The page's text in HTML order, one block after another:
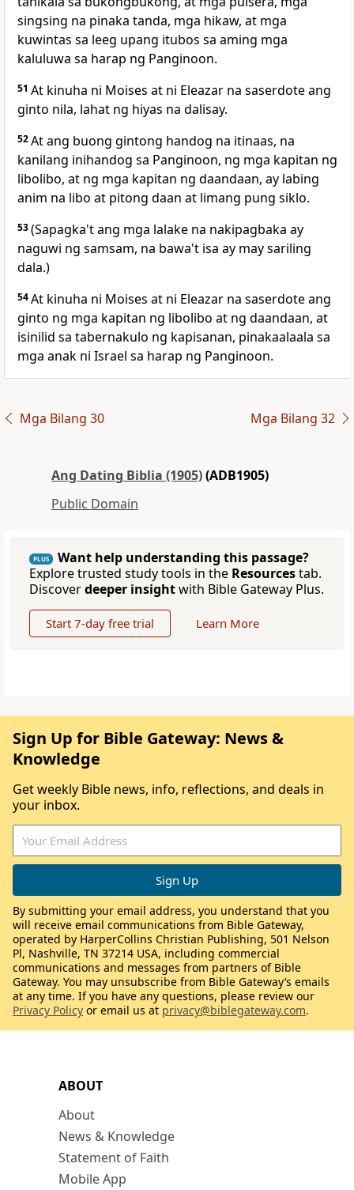
singsing na pinaka tanda, mga hikaw, at mga
kuwintas sa leeg upang itubos sa aming mga
kaluluwa sa harap ng Panginoon.
51 At kinuha ni Moises at ni Eleazar na saserdote ang
ginto nila, lahat ng hiyas na dalisay.
52At ang buong gintong handog na itinaas, na
kanilang inihandog sa Panginoon, ng mga kapitan ng
libolibo, at ng mga kapitan ng daandaan, ay labing
anim na libo at pitong daan at limang pung siklo.
53(Sapagka't ang mga lalake na nakipagbaka ay
naguwi ng samsam, na bawa't isa ay may sariling
dala.)
54At kinuha ni Moises at ni Eleazar na saserdote ang
ginto ng mga kapitan ng libolibo at ng daandaan, at
isinilid sa tabernakulo ng kapisanan, pinakaalaala sa
mga anak ni Israel sa harap ng Panginoon.
Mga Bilang 30 Mga Bilang 32
Ang Dating Biblia (1905)(ADB1905)
Public Domain
PLUS
Want help understanding this passage?
Explore trusted study tools in the Resourcestab.
Discoverdeeper insightwith Bible Gateway Plus.
Start 7-day free trial Learn More
ABOUT
About
News & Knowledge
Statement of Faith
Mobile App
Sign Up for Bible Gateway: News &
Knowledge
Get weekly Bible news, info, reflections, and deals in
your inbox.
By submitting your email address, you understand that you
will receive email communications from Bible Gateway,
operated by HarperCollins Christian Publishing, 501 Nelson
Pl, Nashville, TN 37214 USA, including commercial
communications and messages from partners of Bible
Gateway. You may unsubscribe from Bible Gateway’s emails
at any time. If you have any questions, please review our
Privacy Policy or email us at privacy@biblegateway.com.